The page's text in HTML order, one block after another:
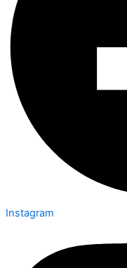
Instagram